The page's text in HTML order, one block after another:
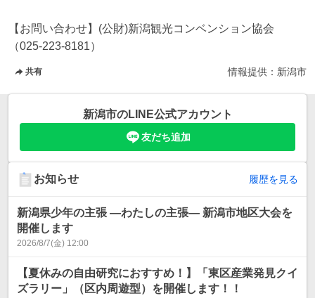
【お問い合わせ】(公財)新潟観光コンベンション協会
（025-223-8181）
共有 情報提供： 新潟市
新潟市のLINE公式アカウント
友だち追加
お知らせ 履歴を見る
新潟県少年の主張 ―わたしの主張― 新潟市地区大会を
開催します
2026/8/7(金) 12:00
【夏休みの自由研究におすすめ！】「東区産業発見クイ
ズラリー」（区内周遊型）を開催します！！